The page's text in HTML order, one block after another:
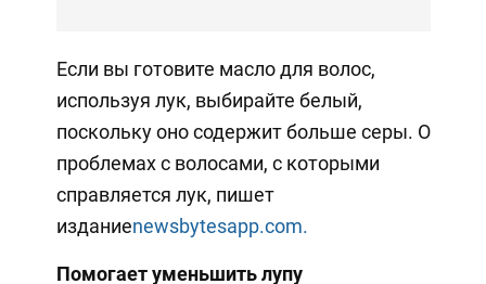
Если вы готовите масло для волос,
используя лук, выбирайте белый,
поскольку оно содержит больше серы. О
проблемах с волосами, с которыми
справляется лук, пишет
изданиеnewsbytesapp.com.
Помогает уменьшить лупу